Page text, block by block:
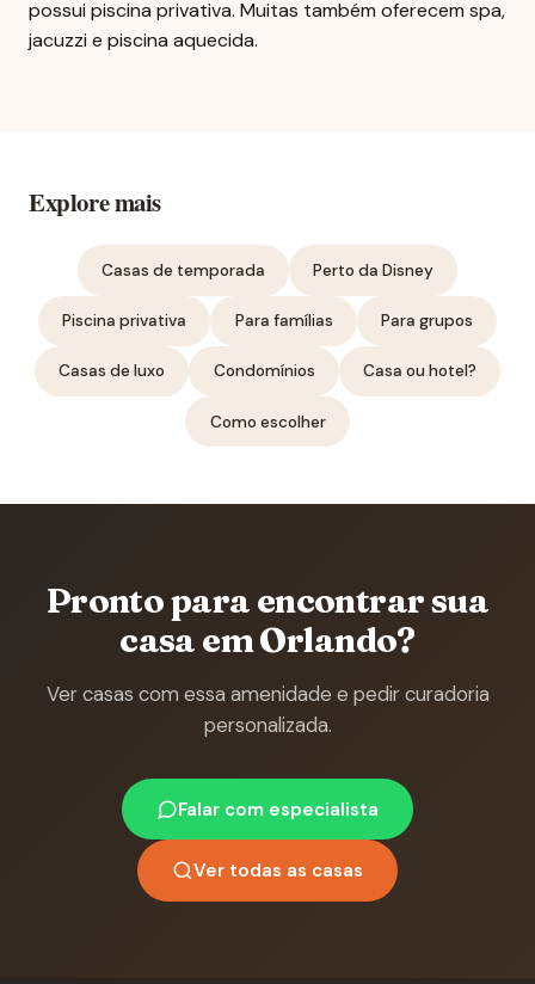
possui piscina privativa. Muitas também oferecem spa,
jacuzzi e piscina aquecida.
Explore mais
Casas de temporada Perto da Disney
Piscina privativa Para famílias Para grupos
Casas de luxo Condomínios Casa ou hotel?
Como escolher
Pronto para encontrar sua
casa em Orlando?
Ver casas com essa amenidade e pedir curadoria
personalizada.
Falar com especialista
Ver todas as casas